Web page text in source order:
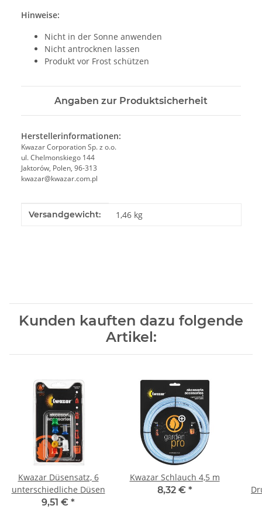
Hinweise:
Nicht in der Sonne anwenden
Nicht antrocknen lassen
Produkt vor Frost schützen
Angaben zur Produktsicherheit
Herstellerinformationen:
Kwazar Corporation Sp. z o.o.
ul. Chelmonskiego 144
Jaktorów, Polen, 96-313
kwazar@kwazar.com.pl
Produkteigenschaft
Wert
Versandgewicht: 1,46 kg
Kunden kauften dazu folgende
Artikel:
Kwazar Düsensatz, 6
unterschiedliche Düsen
9,51 € *
Kwazar Schlauch 4,5 m
8,32 € *